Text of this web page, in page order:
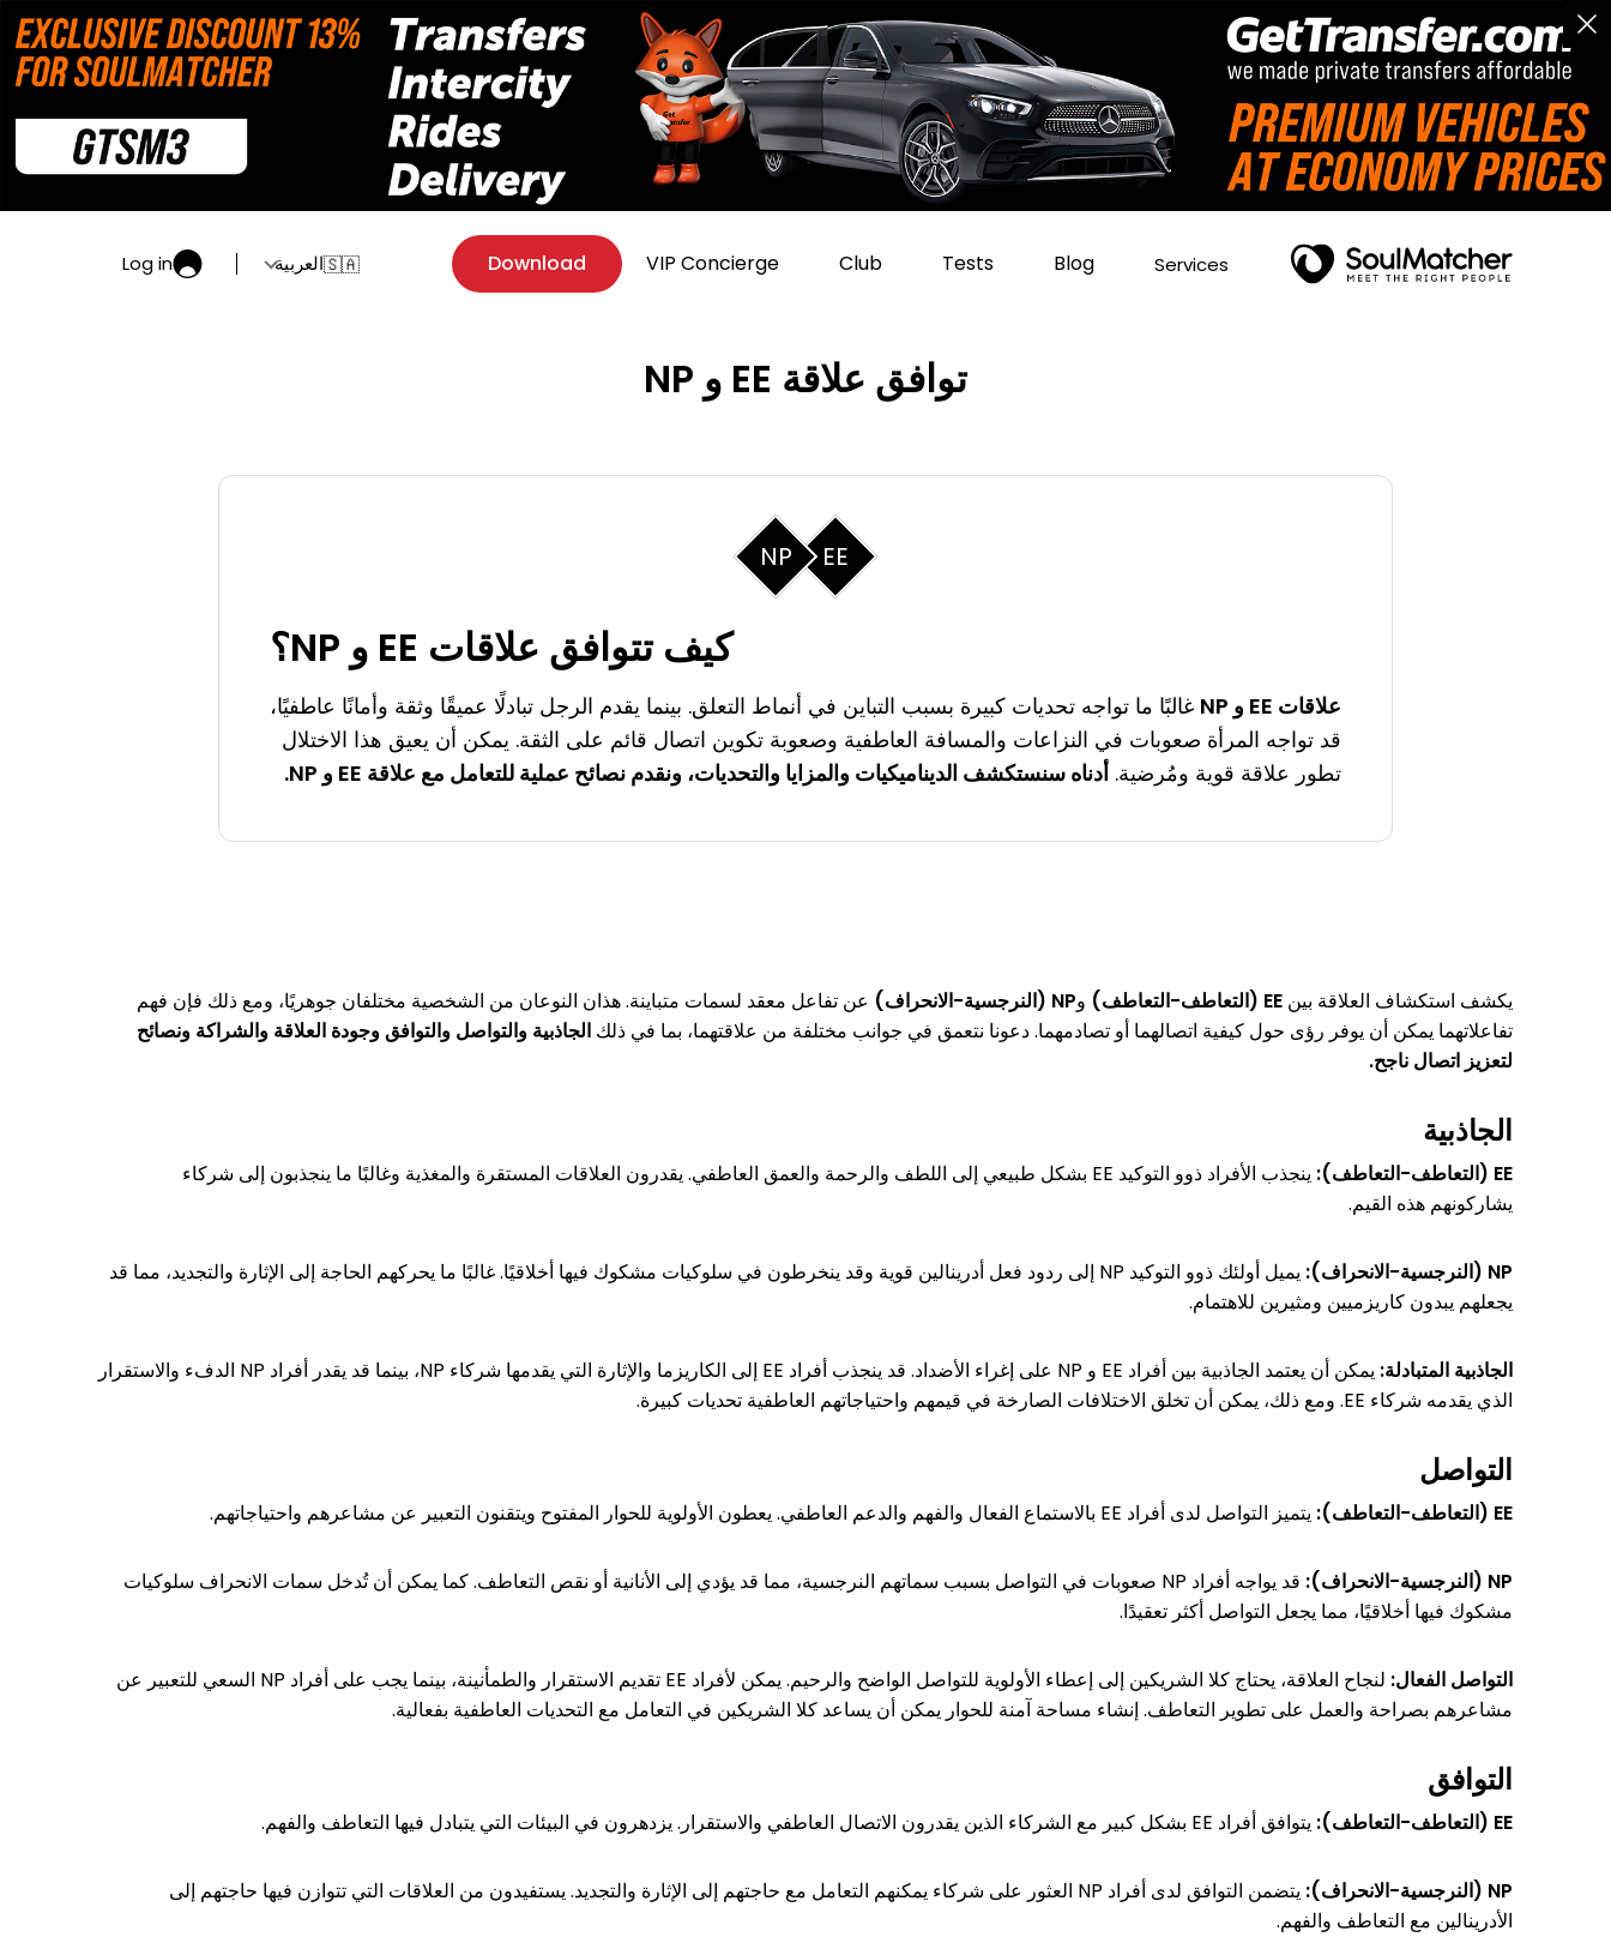
Services
Blog
Tests
Club
VIP Concierge
Download
🇸🇦العربية Log in
توافق علاقة EE و NP
EE
NP
كيف تتوافق علاقات EE و NP؟
علاقات EE و NP
غالبًا ما تواجه تحديات كبيرة بسبب التباين في أنماط التعلق. بينما يقدم الرجل تبادلًا عميقًا وثقة وأمانًا عاطفيًا،
قد تواجه المرأة صعوبات في النزاعات والمسافة العاطفية وصعوبة تكوين اتصال قائم على الثقة. يمكن أن يعيق هذا الاختلال
تطور علاقة قوية ومُرضية. أدناه سنستكشف الديناميكيات والمزايا والتحديات، ونقدم نصائح عملية للتعامل مع علاقة EE و NP.
يكشف استكشاف العلاقة بين EE (التعاطف-التعاطف) وNP (النرجسية-الانحراف) عن تفاعل معقد لسمات متباينة. هذان النوعان من الشخصية مختلفان جوهريًا، ومع ذلك فإن فهم
تفاعلاتهما يمكن أن يوفر رؤى حول كيفية اتصالهما أو تصادمهما. دعونا نتعمق في جوانب مختلفة من علاقتهما، بما في ذلك الجاذبية والتواصل والتوافق وجودة العلاقة والشراكة ونصائح
لتعزيز اتصال ناجح.
الجاذبية
EE (التعاطف-التعاطف):
ينجذب الأفراد ذوو التوكيد EE بشكل طبيعي إلى اللطف والرحمة والعمق العاطفي. يقدرون العلاقات المستقرة والمغذية وغالبًا ما ينجذبون إلى شركاء
يشاركونهم هذه القيم.
NP (النرجسية-الانحراف):
يميل أولئك ذوو التوكيد NP إلى ردود فعل أدرينالين قوية وقد ينخرطون في سلوكيات مشكوك فيها أخلاقيًا. غالبًا ما يحركهم الحاجة إلى الإثارة والتجديد، مما قد
يجعلهم يبدون كاريزميين ومثيرين للاهتمام.
الجاذبية المتبادلة:
يمكن أن يعتمد الجاذبية بين أفراد EE و NP على إغراء الأضداد. قد ينجذب أفراد EE إلى الكاريزما والإثارة التي يقدمها شركاء NP، بينما قد يقدر أفراد NP الدفء والاستقرار
الذي يقدمه شركاء EE. ومع ذلك، يمكن أن تخلق الاختلافات الصارخة في قيمهم واحتياجاتهم العاطفية تحديات كبيرة.
التواصل
EE (التعاطف-التعاطف): يتميز التواصل لدى أفراد EE بالاستماع الفعال والفهم والدعم العاطفي. يعطون الأولوية للحوار المفتوح ويتقنون التعبير عن مشاعرهم واحتياجاتهم.
NP (النرجسية-الانحراف):
قد يواجه أفراد NP صعوبات في التواصل بسبب سماتهم النرجسية، مما قد يؤدي إلى الأنانية أو نقص التعاطف. كما يمكن أن تُدخل سمات الانحراف سلوكيات
مشكوك فيها أخلاقيًا، مما يجعل التواصل أكثر تعقيدًا.
التواصل الفعال:
لنجاح العلاقة، يحتاج كلا الشريكين إلى إعطاء الأولوية للتواصل الواضح والرحيم. يمكن لأفراد EE تقديم الاستقرار والطمأنينة، بينما يجب على أفراد NP السعي للتعبير عن
مشاعرهم بصراحة والعمل على تطوير التعاطف. إنشاء مساحة آمنة للحوار يمكن أن يساعد كلا الشريكين في التعامل مع التحديات العاطفية بفعالية.
التوافق
EE (التعاطف-التعاطف): يتوافق أفراد EE بشكل كبير مع الشركاء الذين يقدرون الاتصال العاطفي والاستقرار. يزدهرون في البيئات التي يتبادل فيها التعاطف والفهم.
NP (النرجسية-الانحراف):
يتضمن التوافق لدى أفراد NP العثور على شركاء يمكنهم التعامل مع حاجتهم إلى الإثارة والتجديد. يستفيدون من العلاقات التي تتوازن فيها حاجتهم إلى
الأدرينالين مع التعاطف والفهم.